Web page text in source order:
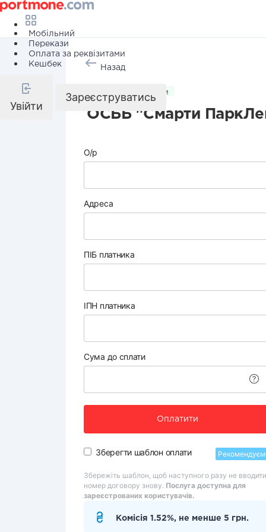
Мобільний
Перекази
Оплата за реквізитами
Кешбек
Увійти
Зареєструватись
Назад
Комунальні послуги
ОСББ "Смарти
О/р
Адреса
ПІБ платника
ІПН платника
Сума до сплати
Оплатити
Зберегти шаблон оплати
Збережіть шаблон, щоб наступного разу не вводити
номер договору знову. Послуга доступна для
зареєстрованих користувачів.
Комісія 1.52%, не менше 5 грн.